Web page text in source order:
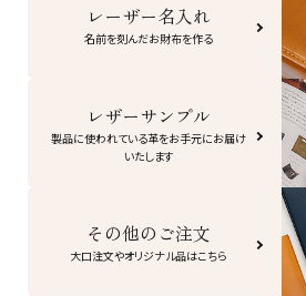
レーザー名入れ
名前を刻んだお財布を作る
レザーサンプル
製品に使われている革をお手元にお届け
いたします
その他のご注文
大口注文やオリジナル品はこちら